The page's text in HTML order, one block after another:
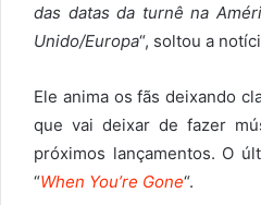
das datas da turnê na
Unido/Europa“, soltou a
Ele anima os fãs deixando
que vai deixar de fazer
próximos lançamentos. O
“When You’re Gone“.